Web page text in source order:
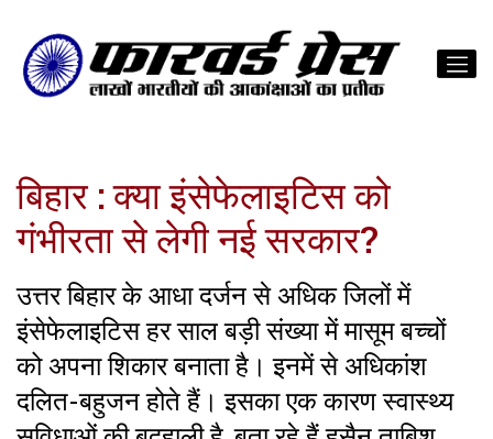
बिहार : क्या इंसेफेलाइटिस को
गंभीरता से लेगी नई सरकार?
उत्तर बिहार के आधा दर्जन से अधिक जिलों में
इंसेफेलाइटिस हर साल बड़ी संख्या में मासूम बच्चों
को अपना शिकार बनाता है। इनमें से अधिकांश
दलित-बहुजन होते हैं। इसका एक कारण स्वास्थ्य